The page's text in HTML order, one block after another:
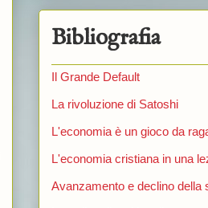
Bibliografia
Il Grande Default
La rivoluzione di Satoshi
L'economia è un gioco da
L'economia cristiana in una
Avanzamento e declino della